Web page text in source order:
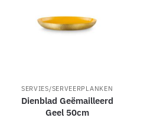
SERVIES/SERVEERPLANKEN
Dienblad Geëmailleerd
Geel 50cm